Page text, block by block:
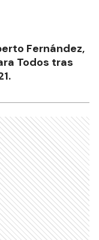
Fernández,
Todos tras